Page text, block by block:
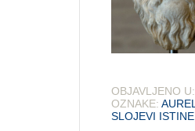
OBJAVLJENO U:
OZNAKE:
SLOJEVI ISTINE